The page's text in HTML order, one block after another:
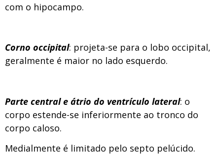
com o hipocampo.
Corno occipital: projeta-se para o lobo occipital,
geralmente é maior no lado esquerdo.
Parte centrale átrio do ventrículo lateral: o
corpo estende-se inferiormente ao tronco do
corpo caloso.
Medialmente é limitado pelo septo pelúcido.